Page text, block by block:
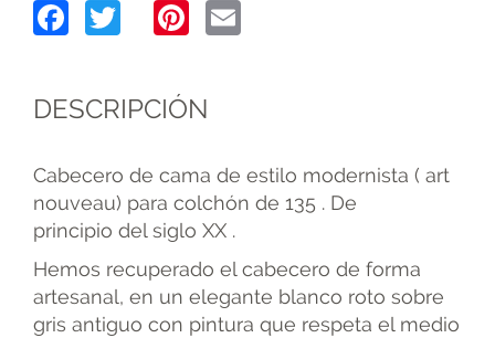
Facebook
TwitterPinterest
DESCRIPCIÓN
Cabecero de cama de estilo modernista ( art
nouveau) para colchón de 135 . De
principio del siglo XX .
Hemos recuperado el cabecero de forma
artesanal, en un elegante blanco roto sobre
gris antiguo con pintura que respeta el medio